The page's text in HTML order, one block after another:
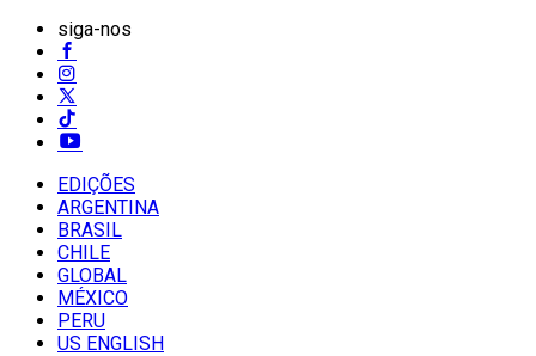
siga-nos
EDIÇÕES
ARGENTINA
BRASIL
CHILE
GLOBAL
MÉXICO
PERU
US ENGLISH